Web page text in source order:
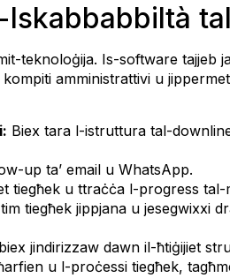
Iskabbabbiltà
teknoloġija. Is-software tajjeb
amministrattivi u
Biex tara l-istruttura tal-
up ta’ email u WhatsApp.
tiegħek u ttraċċa l-progress tal-
tiegħek jippjana u jesegwixxi
jindirizzaw dawn il-ħtiġijiet
u l-proċessi tiegħek,